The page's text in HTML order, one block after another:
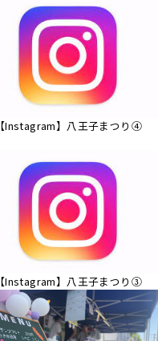
【Instagram】八王子まつり④
【Instagram】八王子まつり③